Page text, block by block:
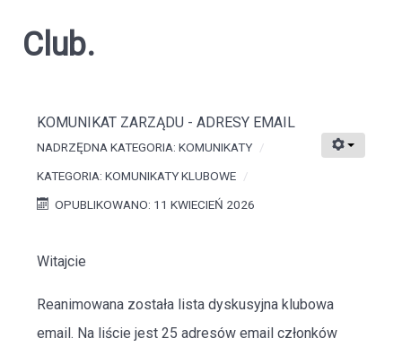
Club.
KOMUNIKAT ZARZĄDU - ADRESY EMAIL
NADRZĘDNA KATEGORIA: KOMUNIKATY
KATEGORIA: KOMUNIKATY KLUBOWE
OPUBLIKOWANO: 11 KWIECIEŃ 2026
Witajcie
Reanimowana została lista dyskusyjna klubowa
email. Na liście jest 25 adresów email członków